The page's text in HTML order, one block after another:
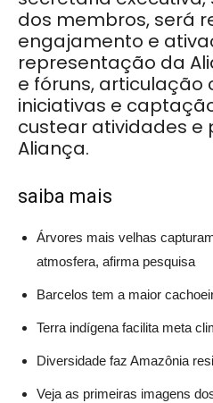
dos membros, será
engajamento e
representação da
e fóruns, articulação
iniciativas e
custear atividades e
Aliança.
saiba mais
Árvores mais velhas
atmosfera, afirma pesquisa
Barcelos tem a maior
Terra indígena facilita meta
Diversidade faz Amazônia
Veja as primeiras imagens